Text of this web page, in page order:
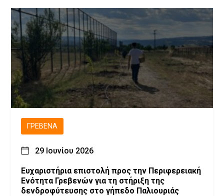
ΓΡΕΒΕΝΆ
29 Ιουνίου 2026
Ευχαριστήρια επιστολή προς την Περιφερειακή
Ενότητα Γρεβενών για τη στήριξη της
δενδροφύτευσης στο γήπεδο Παλιουριάς